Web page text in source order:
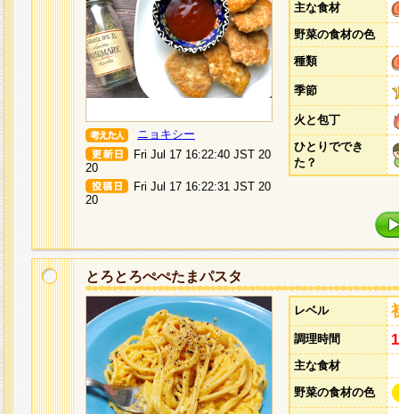
ニョキシー
Fri Jul 17 16:22:40 JST 20
20
Fri Jul 17 16:22:31 JST 20
20
主な食材
野菜の食材の色
種類
季節
火と包丁
ひとりででき
た？
とろとろぺぺたまパスタ
レベル
調理時間
主な食材
野菜の食材の色